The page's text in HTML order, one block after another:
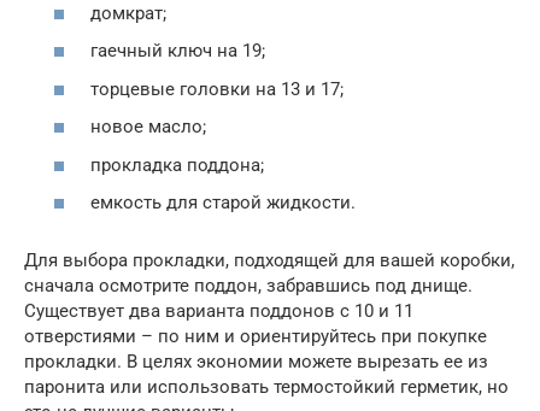
домкрат;
гаечный ключ на 19;
торцевые головки на 13 и 17;
новое масло;
прокладка поддона;
емкость для старой жидкости.
Для выбора прокладки, подходящей для вашей коробки,
сначала осмотрите поддон, забравшись под днище.
Существует два варианта поддонов с 10 и 11
отверстиями – по ним и ориентируйтесь при покупке
прокладки. В целях экономии можете вырезать ее из
паронита или использовать термостойкий герметик, но